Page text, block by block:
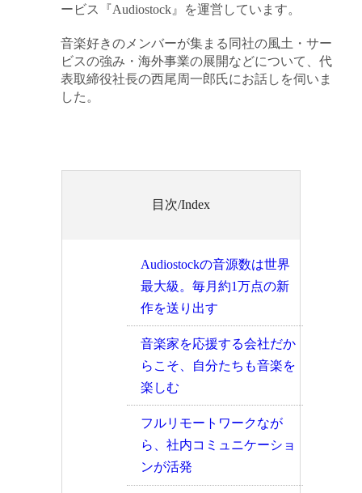
次へ （ご経験職種を選択）
ービス『Audiostock』を運営しています。
音楽好きのメンバーが集まる同社の風土・サー
ビスの強み・海外事業の展開などについて、代
表取締役社長の西尾周一郎氏にお話しを伺いま
した。
目次/Index
Audiostockの音源数は世界
最大級。毎月約1万点の新
作を送り出す
音楽家を応援する会社だか
らこそ、自分たちも音楽を
楽しむ
フルリモートワークなが
ら、社内コミュニケーショ
ンが活発